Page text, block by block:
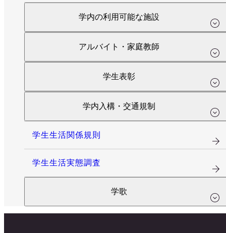
学内の利用可能な施設
アルバイト・家庭教師
学生表彰
学内入構・交通規制
学生生活関係規則
学生生活実態調査
学歌